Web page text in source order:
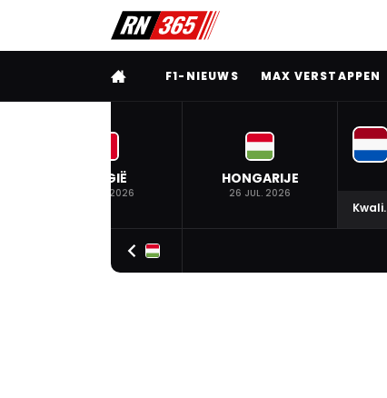
VOLLEDIG MENU
F1-NIEUWS MAX VERSTAPPEN
BELGIË
19 JUL. 2026
HONGARIJE
26 JUL. 2026
Kwali.